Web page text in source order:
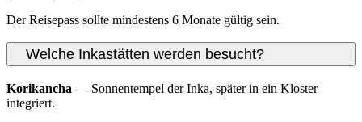
Der Reisepass sollte mindestens 6 Monate gültig sein.
Welche Inkastätten werden besucht?
Korikancha — Sonnentempel der Inka, später in ein Kloster
integriert.